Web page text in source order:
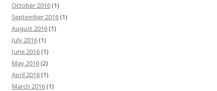
October 2016(1)
September 2016(1)
August 2016(1)
July 2016(1)
June 2016(1)
May 2016(2)
April 2016(1)
March 2016(1)